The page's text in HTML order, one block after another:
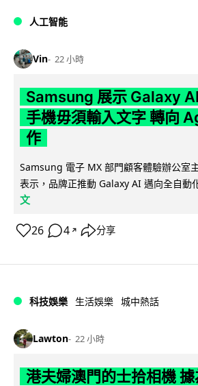
人工智能
Vin 22 小時
Samsung 展示 Galaxy
手機毋須輸入文字 轉向
作
Samsung 電子 MX 部門顧客體驗辦公室
表示，品牌正推動 Galaxy AI 邁向全自動
文
26 4 ↗ 分享
科技娛樂 生活娛樂 城中熱話
Lawton 22 小時
港夫婦澳門的士拾相機